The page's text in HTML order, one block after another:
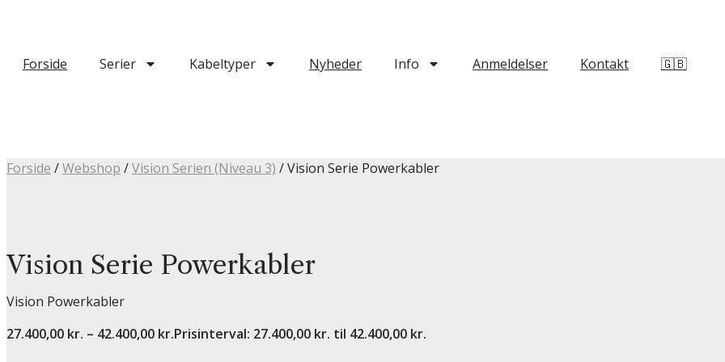
Forside Serier Kabeltyper Nyheder Info Anmeldelser Kontakt 🇬🇧
Forside /Webshop /Vision Serien (Niveau 3) / Vision Serie Powerkabler
Vision Serie Powerkabler
Vision Powerkabler
27.400,00 kr. – 42.400,00 kr.Prisinterval: 27.400,00 kr. til 42.400,00 kr.